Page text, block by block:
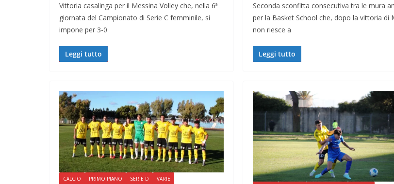
Vittoria casalinga per il Messina Volley che, nella 6ª
giornata del Campionato di Serie C femminile, si
impone per 3-0
Leggi tutto
Seconda sconfitta consecutiva tra le mura
per la Basket School che, dopo la vittoria di
non riesce a
Leggi tutto
CALCIO PRIMO PIANO SERIE D VARIE